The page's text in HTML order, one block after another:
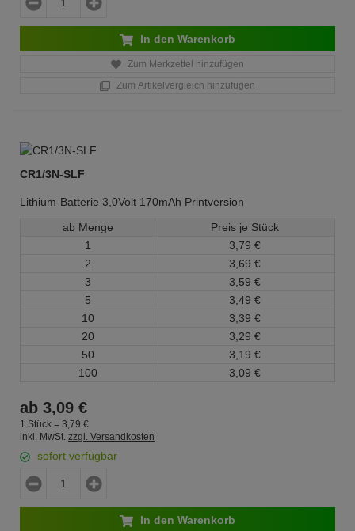
In den Warenkorb
Zum Merkzettel hinzufügen
Zum Artikelvergleich hinzufügen
CR1/3N-SLF
Lithium-Batterie 3,0Volt 170mAh Printversion
ab Menge
Preis je Stück
1
3, 79 €
2
3, 69 €
3
3, 59 €
5
3, 49 €
10
3, 39 €
20
3, 29 €
50
3, 19 €
100
3, 09 €
ab 3,09 €
1 Stück = 3, 79 €
inkl. MwSt. zzgl. Versandkosten
sofort verfügbar
In den Warenkorb